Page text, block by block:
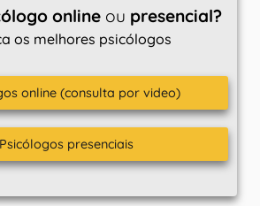
onlineou presencial?
os melhores psicólogos
online (consulta por video)
Psicólogos presenciais